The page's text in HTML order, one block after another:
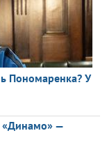
Пономаренка? У
«Динамо» —